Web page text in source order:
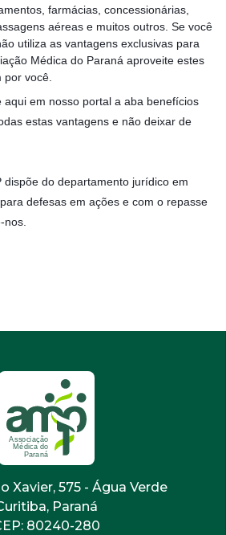
farmácias, concessionárias,
aéreas e muitos outros. Se você
utiliza as vantagens exclusivas para
Médica do Paraná aproveite estes
você.
aqui em nosso portal a aba benefícios
estas vantagens e não deixar de
dispõe do departamento jurídico em
defesas em ações e com o repasse
Xavier, 575 - Água Verde
Paraná
80240-280